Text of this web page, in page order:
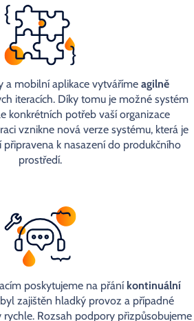
a mobilní aplikace vytváříme agilně
iteracích. Díky tomu je možné systém
konkrétních potřeb vaší organizace
vznikne nová verze systému, která je
k nasazení do produkčního
prostředí.
poskytujeme na přání kontinuální
zajištěn hladký provoz a případné
Rozsah podpory přizpůsobujeme